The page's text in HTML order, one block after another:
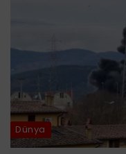
Dünya